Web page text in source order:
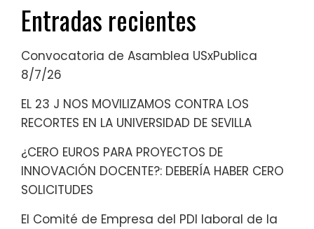
Entradas recientes
Convocatoria de Asamblea USxPublica
8/7/26
EL 23 J NOS MOVILIZAMOS CONTRA LOS
RECORTES EN LA UNIVERSIDAD DE SEVILLA
¿CERO EUROS PARA PROYECTOS DE
INNOVACIÓN DOCENTE?: DEBERÍA HABER CERO
SOLICITUDES
El Comité de Empresa del PDI laboral de la